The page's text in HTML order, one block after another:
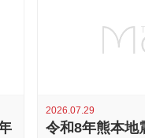
2026.07.29
令和8年熊本地